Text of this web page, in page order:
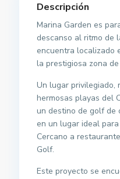
Descripción
Marina Garden es
descanso al ritmo de
encuentra localizado
la prestigiosa zona
Un lugar privilegiado,
hermosas playas del
un destino de golf de
en un lugar ideal
Cercano a
Golf.
Este proyecto se